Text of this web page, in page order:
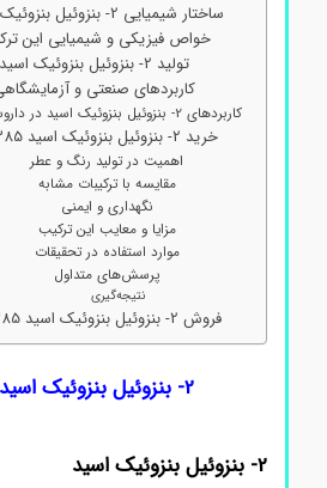
ساختار شیمیایی 2- بنزوئیل بنزوئیک اسید
خواص فیزیکی و شیمیایی این ترکیب
تولید 2- بنزوئیل بنزوئیک اسید
کاربردهای صنعتی و آزمایشگاهی
کاربردهای 2- بنزوئیل بنزوئیک اسید در داروسازی
خرید 2- بنزوئیل بنزوئیک اسید B12385
اهمیت در تولید رنگ و عطر
مقایسه با ترکیبات مشابه
نگهداری و ایمنی
مزایا و معایب این ترکیب
موارد استفاده در تحقیقات
پرسش‌های متداول
نتیجه‌گیری
فروش 2- بنزوئیل بنزوئیک اسید B12385